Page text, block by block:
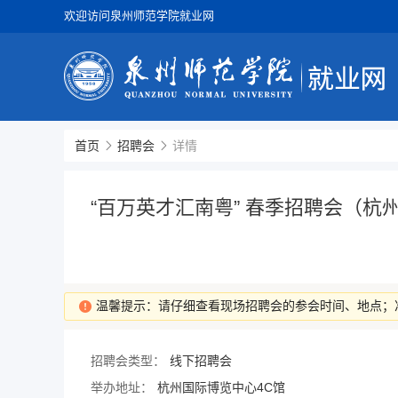
欢迎访问泉州师范学院就业网
首页 招聘会 详情
“百万英才汇南粤” 春季招聘会（杭
温馨提示：请仔细查看现场招聘会的参会时间、地点
招聘会类型：
线下招聘会
举办地址：
杭州国际博览中心4C馆